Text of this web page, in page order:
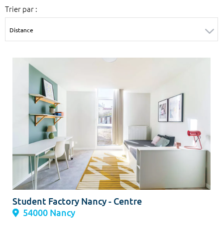
Type de location
Colocation
Votre date d'entrée
Chercher
Trier par :
Student Factory Nancy - Centre
54000 Nancy